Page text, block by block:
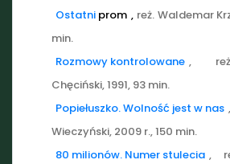
Ostatni prom , reż. Waldemar
min.
Rozmowy kontrolowane ,
Chęciński, 1991, 93 min.
Popiełuszko. Wolność jest w nas
Wieczyński, 2009 r., 150 min.
80 milionów. Numer stulecia ,